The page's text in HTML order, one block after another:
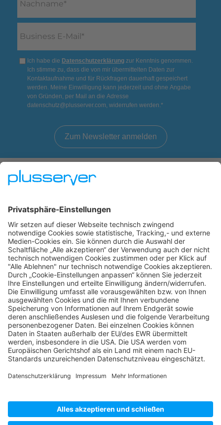
Ich habe die Datenschutzerklärung zur Kenntnis genommen.
Ich stimme zu, dass die von mir übermittelten Daten zur
Kontaktaufnahme und für Rückfragen dauerhaft gespeichert
werden. Meine Einwilligung kann jederzeit und ohne Angabe
von Gründen, per Mail an die Adresse
datenschutz@plusserver.com, widerrufen werden.*
Melden Sie sich jetzt für unseren plusletter an
und Sie erhalten:
Praktische Tipps rund um Ihre digitale
Transformation und interessante
Branchenthemen
Hilfreiche Whitepaper, inspirierende Success
Stories & lehrreiche Videos
Informationen über unsere Produkte und
aktuelle Angebote
Einladungen zu Webinaren und Events
Insights zu Prozessen & Gesichtern hinter der
Cloud
uvm.
Bleiben Sie am Puls der Cloud und reden Sie
mit, wenn es um die IT der Zukunft geht!